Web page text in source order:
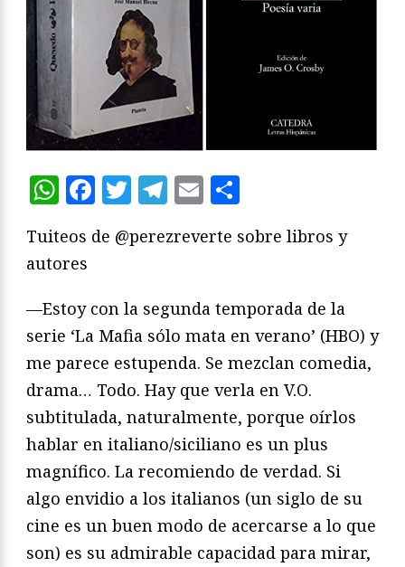
WhatsApp
Facebook
Twitter
Telegram
Email
Tuiteos de @perezreverte sobre libros y
autores
—Estoy con la segunda temporada de la
serie ‘La Mafia sólo mata en verano’ (HBO) y
me parece estupenda. Se mezclan comedia,
drama… Todo. Hay que verla en V.O.
subtitulada, naturalmente, porque oírlos
hablar en italiano/siciliano es un plus
magnífico. La recomiendo de verdad. Si
algo envidio a los italianos (un siglo de su
cine es un buen modo de acercarse a lo que
son) es su admirable capacidad para mirar,